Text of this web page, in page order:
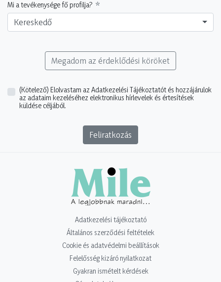
Mi a tevékenysége fő profilja?
Kereskedő
Megadom az érdeklődési köröket
(Kötelező) Elolvastam az Adatkezelési Tájékoztatót és hozzájárulok
az adataim kezeléséhez elektronikus hírlevelek és értesítések
küldése céljából.
Feliratkozás
Adatkezelési tájékoztató
Általános szerződési feltételek
Cookie és adatvédelmi beállítások
Felelősség kizáró nyilatkozat
Gyakran ismételt kérdések